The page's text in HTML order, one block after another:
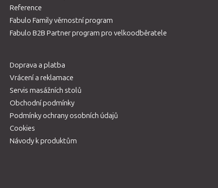
Reference
Fabulo Family věrnostní program
Fabulo B2B Partner program pro velkoodběratele
Doprava a platba
Vrácení a reklamace
Servis masážních stolů
Obchodní podmínky
Podmínky ochrany osobních údajů
Cookies
Návody k produktům